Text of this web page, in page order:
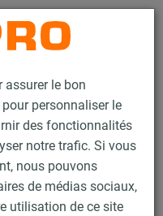
assurer le bon
personnaliser le
des fonctionnalités
notre trafic. Si vous
nous pouvons
de médias sociaux,
utilisation de ce site
Contact
de montage